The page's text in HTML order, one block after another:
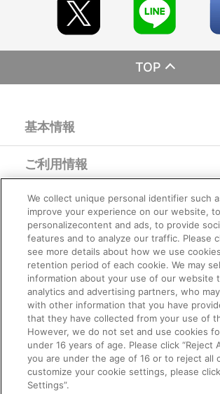
※本商品のご注文はバンダイナムコフィルムワ
プ『A-on STORE』が承り、発送を行います。
なお、ご注文には、バンダイナムコフィルム
ップ『A-on STORE』の会員登録（無料）が必
※A-on STOREでの決済方法は「カード決済」
[@bnfw.co.jp]のドメイン指定受信の設定をお
(受信許可の設定を行わないとメールが「迷
※決済方法「カード決済」を選択時は、ご注
を実施いたします。
※決済方法「コンビニ決済」「Pay-easy（ペ
ただきます。
メールにてご案内させていただきましたお支
入・決済手続きが行われなかった場合は、キャ
続きをいたします。
いかなる理由でも、決済期間の延長は対応で
なお、ご注文日翌日以降は、以下の手順でも
（１）A-on STOREにアクセスし、ログイ
（２）「マイページ」の「ご注文履歴」
（３）対象のご注文番号をクリック。
（４）「配送情報」内「決済方法」の「お
ちら」から確認します。
※決済方法「WEB・スマホ決済」を選択時は
施いたします。
注文受付後の決済方法変更はできませんので
TOP
基本情報
利用規約 特定商取引法に基づく表示
プライバシーオプション 会社概要
ご利用情報
ご利用ガイド サイトマップ 推奨環境
Do Not Sell or Share My Personal Information
会員メニュー
ログイン 会員規約 新規会員登録
その他のご案内
バンダイナムコフィルムワークス
© Bandai Namco Filmworks Inc. All Rights
We collect unique personal identifier such
improve your experience on our website, to
personalizecontent and ads, to provide
features and to analyze our traffic. Please
see more details about how we use
retention period of each cookie. We may
information about your use of our website
analytics and advertising partners, who
with other information that you have
that they have collected from your use of
However, we do not set and use cookies
under 16 years of age. Please click “Reject
you are under the age of 16 or to reject all
customize your cookie settings, please
Settings”.